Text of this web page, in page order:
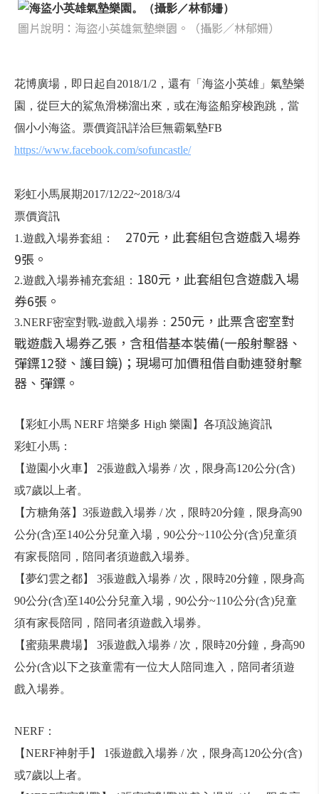
圖片說明：海盜小英雄氣墊樂園。（攝影／林郁姍）
花博廣場，即日起自2018/1/2，還有「海盜小英雄」氣墊樂
園，從巨大的鯊魚滑梯溜出來，或在海盜船穿梭跑跳，當
個小小海盜。票價資訊詳洽巨無霸氣墊FB
https://www.facebook.com/sofuncastle/
彩虹小馬展期2017/12/22~2018/3/4
票價資訊
1.遊戲入場券套組： 270元，此套組包含遊戲入場券
9張。
2.遊戲入場券補充套組： 180元，此套組包含遊戲入場
券6張。
3.NERF密室對戰-遊戲入場券： 250元，此票含密室對
戰遊戲入場券乙張，含租借基本裝備(一般射擊器、
彈鏢12發、護目鏡)；現場可加價租借自動連發射擊
器、彈鏢。
【彩虹小馬 NERF 培樂多 High 樂園】各項設施資訊
彩虹小馬：
【遊園小火車】 2張遊戲入場券 / 次，限身高120公分(含)
或7歲以上者。
【方糖角落】3張遊戲入場券 / 次，限時20分鐘，限身高90
公分(含)至140公分兒童入場，90公分~110公分(含)兒童須
有家長陪同，陪同者須遊戲入場券。
【夢幻雲之都】 3張遊戲入場券 / 次，限時20分鐘，限身高
90公分(含)至140公分兒童入場，90公分~110公分(含)兒童
須有家長陪同，陪同者須遊戲入場券。
【蜜蘋果農場】 3張遊戲入場券 / 次，限時20分鐘，身高90
公分(含)以下之孩童需有一位大人陪同進入，陪同者須遊
戲入場券。
NERF：
【NERF神射手】 1張遊戲入場券 / 次，限身高120公分(含)
或7歲以上者。